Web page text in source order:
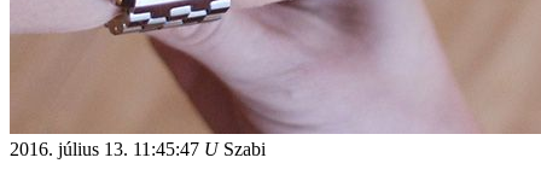
2016. július 13. 11:45:47 USzabi